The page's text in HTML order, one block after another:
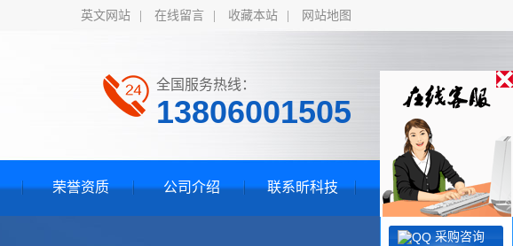
英文网站 在线留言 收藏本站 网站地图
全国服务热线：
13806001505
荣誉资质 公司介绍 联系昕科技
采购咨询